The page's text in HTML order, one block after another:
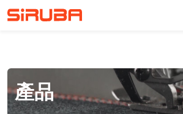
關於高林
產品